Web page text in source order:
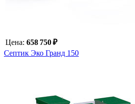
Цена: 658 750 ₽
Септик Эко Гранд 150